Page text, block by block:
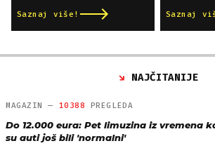
Saznaj više! Saznaj
NAJČITANIJE
MAGAZIN — 10388 PREGLEDA
Do 12.000 eura: Pet limuzina iz vremena
su auti još bili 'normalni'